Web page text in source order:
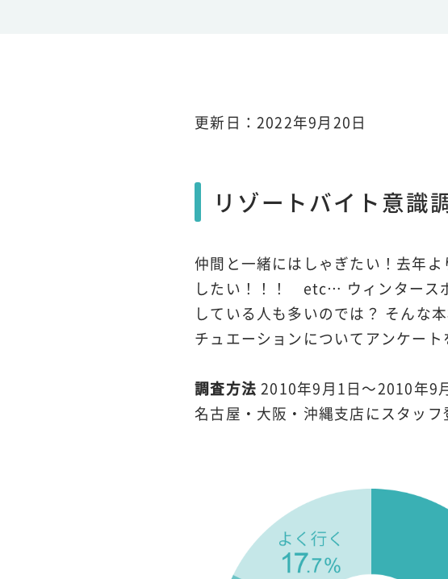
更新日：2022年9月20日
リゾートバイト意識
仲間と一緒にはしゃぎたい！去年
したい！！！ etc… ウィンタース
している人も多いのでは？ そんな
チュエーションについてアンケート
調査方法 2010年9月1日～2010年9
名古屋・大阪・沖縄支店にスタッ